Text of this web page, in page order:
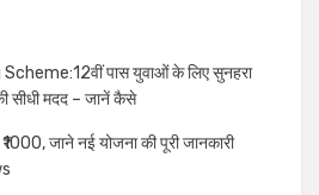
पास युवाओं के लिए सुनहरा
सीधी मदद – जानें कैसे
₹1000, जाने नई योजना की पूरी जानकारी